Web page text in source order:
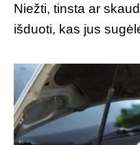
Niežti, tinsta ar
išduoti, kas jus